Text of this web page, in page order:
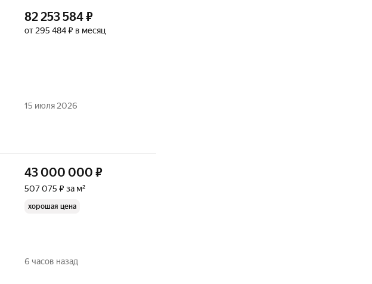
82 253 584₽
от 295 484 ₽ в месяц
15 июля 2026
43 000 000 ₽
507 075 ₽ за м²
хорошая цена
6 часов назад